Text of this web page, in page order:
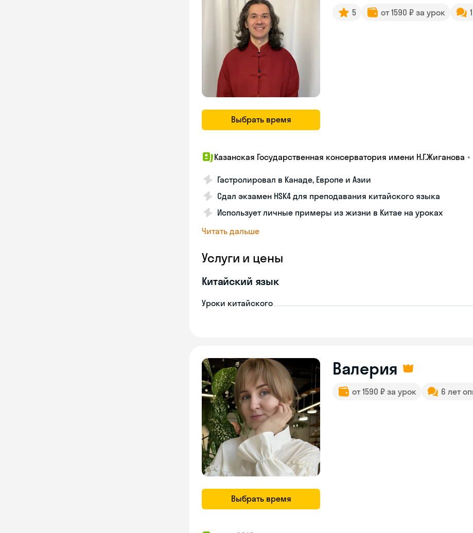
Выбрать время
5 от 1590 ₽ за урок
Казанская Государственная консерватория имени Н.Г.Жиганова •
Гастролировал в Канаде, Европе и Азии
Сдал экзамен HSK4 для преподавания китайского языка
Использует личные примеры из жизни в Китае на уроках
Читать дальше
Услуги и цены
Китайский язык
Уроки китайского
Выбрать время
Валерия
от 1590 ₽ за урок 6 лет